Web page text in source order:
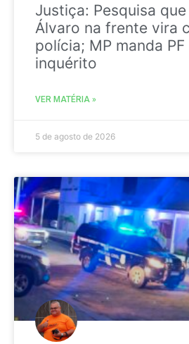
Justiça: Pesquisa
Álvaro na frente vira
polícia; MP manda
inquérito
VER MATÉRIA »
5 de agosto de 2026